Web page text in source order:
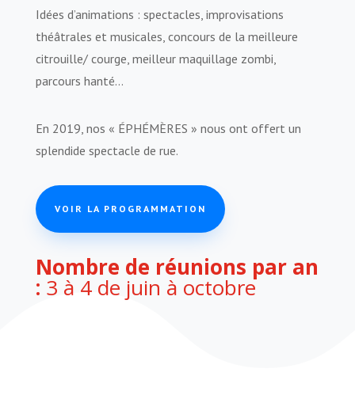
Idées d’animations : spectacles, improvisations
théâtrales et musicales, concours de la meilleure
citrouille/ courge, meilleur maquillage zombi,
parcours hanté…
En 2019, nos « ÉPHÉMÈRES » nous ont offert un
splendide spectacle de rue.
VOIR LA PROGRAMMATION
Nombre de réunions par an
: 3 à 4 de juin à octobre